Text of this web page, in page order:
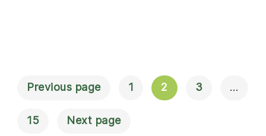
Navigation
Til Indlæg
Previous page 1 2 3 …
15 Next page